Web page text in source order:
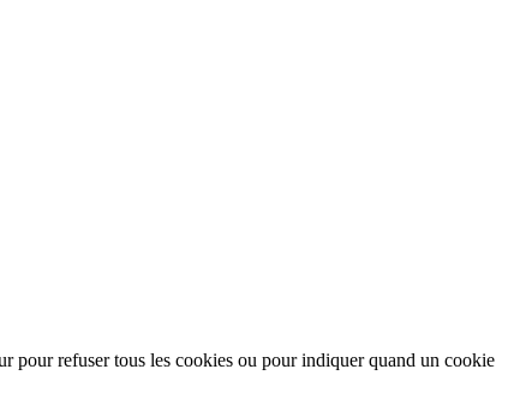
pour refuser tous les cookies ou pour indiquer quand un cookie